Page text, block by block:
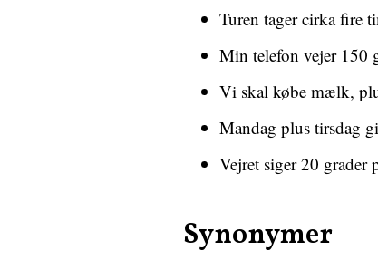
Turen tager cirka fire
Min telefon vejer 150
Vi skal købe mælk,
Mandag plus tirsdag
Vejret siger 20 grader
Synonymer